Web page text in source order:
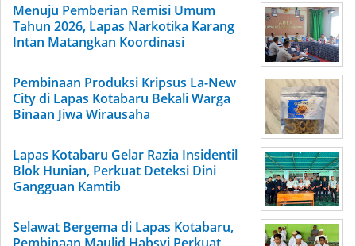
Menuju Pemberian Remisi Umum
Tahun 2026, Lapas Narkotika Karang
Intan Matangkan Koordinasi
Pembinaan Produksi Kripsus La-New
City di Lapas Kotabaru Bekali Warga
Binaan Jiwa Wirausaha
Lapas Kotabaru Gelar Razia Insidentil
Blok Hunian, Perkuat Deteksi Dini
Gangguan Kamtib
Selawat Bergema di Lapas Kotabaru,